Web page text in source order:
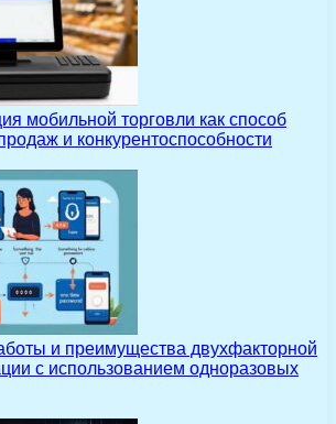
мобильной торговли как способ
и конкурентоспособности
и преимущества двухфакторной
с использованием одноразовых